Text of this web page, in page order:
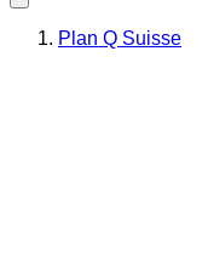
Plan Q Suisse